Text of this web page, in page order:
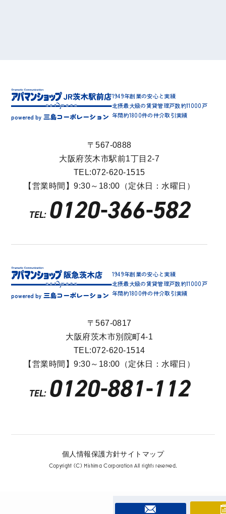
powered by 三島コーポレーション
1949年創業の安心と実績
北摂最大級の賃貸管理戸数約11000戸
年間約1800件の仲介取引実績
〒567-0888
大阪府茨木市駅前1丁目2-7
TEL:072-620-1515
【営業時間】9:30～18:00（定休日：水曜日）
TEL: 0120-366-582
powered by 三島コーポレーション
1949年創業の安心と実績
北摂最大級の賃貸管理戸数約11000戸
年間約1800件の仲介取引実績
〒567-0817
大阪府茨木市別院町4-1
TEL:072-620-1514
【営業時間】9:30～18:00（定休日：水曜日）
TEL: 0120-881-112
Copyright (C) Mishima Corporation All rights reserved.
個人情報保護方針サイトマップ